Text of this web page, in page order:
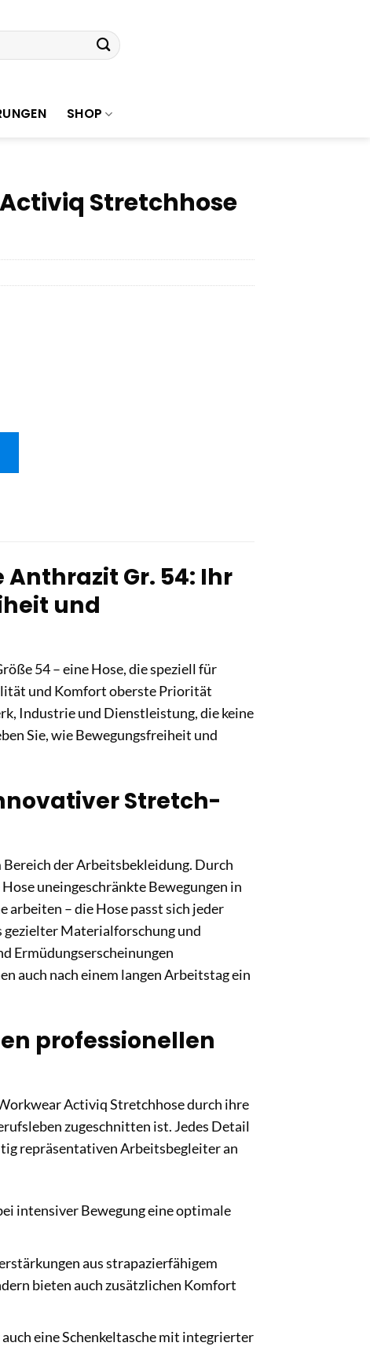
SHOP
Stretchhose
Gr. 54: Ihr
und
54 – eine Hose, die speziell für
und Komfort oberste Priorität
Industrie und Dienstleistung, die keine
Sie, wie Bewegungsfreiheit und
Stretch-
der Arbeitsbekleidung. Durch
uneingeschränkte Bewegungen in
arbeiten – die Hose passt sich jeder
gezielter Materialforschung und
Ermüdungserscheinungen
auch nach einem langen Arbeitstag ein
professionellen
Activiq Stretchhose durch ihre
zugeschnitten ist. Jedes Detail
repräsentativen Arbeitsbegleiter an
intensiver Bewegung eine optimale
aus strapazierfähigem
bieten auch zusätzlichen Komfort
eine Schenkeltasche mit integrierter